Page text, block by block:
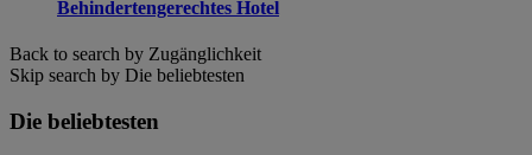
Behindertengerechtes Hotel
Back to search by Zugänglichkeit
Skip search by Die beliebtesten
Die beliebtesten